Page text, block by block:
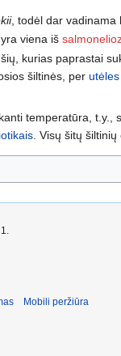
, todėl dar vadinama
viena iš
kurias paprastai
šiltinės, perutėles
temperatūra,
. Visų šitų
Mobili peržiūra